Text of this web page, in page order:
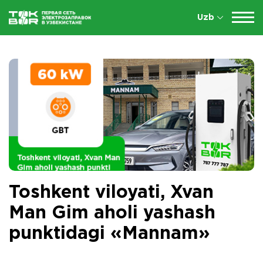
Uzb
Toshkent viloyati, Xvan
Man Gim aholi yashash
punktidagi «Mannam»